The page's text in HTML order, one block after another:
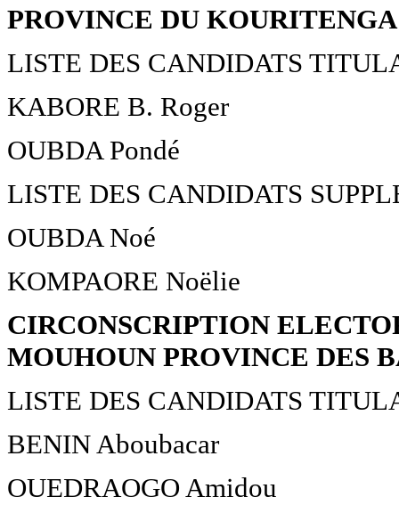
PROVINCE DU KOURITENGA
LISTE DES CANDIDATS
KABORE B. Roger
OUBDA Pondé
LISTE DES CANDIDATS
OUBDA Noé
KOMPAORE Noëlie
CIRCONSCRIPTION
MOUHOUN PROVINCE DES
LISTE DES CANDIDATS
BENIN Aboubacar
OUEDRAOGO Amidou